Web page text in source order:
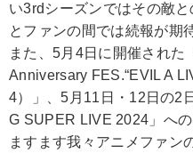
い3rdシーズンではその敵
とファンの間では続報が期
また、5月4日に開催され
Anniversary FES.“EVIL A
4）」、5月11日・12日の2
G SUPER LIVE 2024」へ
ますます我々アニメファン